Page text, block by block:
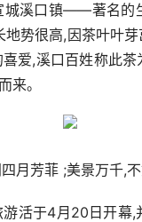
城溪口镇——著名的
势很高,因茶叶叶
爱,溪口百姓称此
来。
月芳菲 ;美景万千,不
活于4月20日开幕,